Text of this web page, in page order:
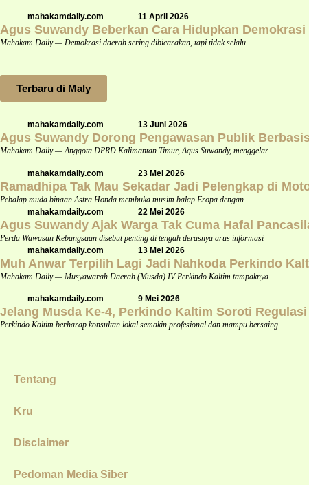
mahakamdaily.com 11 April 2026
Agus Suwandy Beberkan Cara Hidupkan
Mahakam Daily — Demokrasi daerah sering dibicarakan, tapi tidak selalu
Terbaru di Maly
mahakamdaily.com 13 Juni 2026
Agus Suwandy Dorong Pengawasan Publik
Mahakam Daily — Anggota DPRD Kalimantan Timur, Agus Suwandy, menggelar
mahakamdaily.com 23 Mei 2026
Ramadhipa Tak Mau Sekadar Jadi Pelengkap di
Pebalap muda binaan Astra Honda membuka musim balap Eropa dengan
mahakamdaily.com
22 Mei 2026
Agus Suwandy Ajak Warga Tak Cuma Hafal
Perda Wawasan Kebangsaan disebut penting di tengah derasnya arus informasi
mahakamdaily.com
13 Mei 2026
Muh Anwar Terpilih Lagi Jadi Nahkoda Perkindo
Mahakam Daily — Musyawarah Daerah (Musda) IV Perkindo Kaltim tampaknya
mahakamdaily.com 9 Mei 2026
Jelang Musda Ke-4, Perkindo Kaltim Soroti
Perkindo Kaltim berharap konsultan lokal semakin profesional dan mampu bersaing
Tentang
Kru
Disclaimer
Pedoman Media Siber